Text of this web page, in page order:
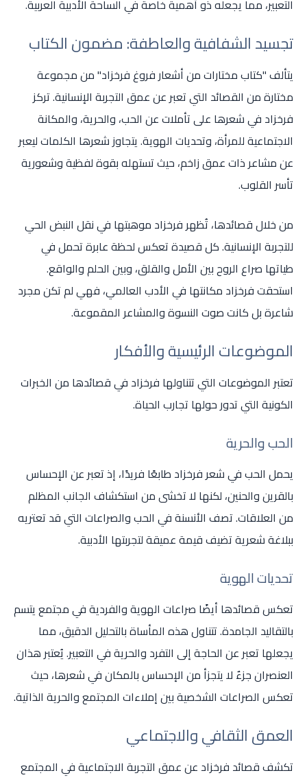
التعبير، مما يجعله ذو أهمية خاصة في الساحة الأدبية العربية.
تجسيد الشفافية والعاطفة: مضمون الكتاب
يتألف "كتاب مختارات من أشعار فروغ فرخزاد" من مجموعة
مختارة من القصائد التي تعبر عن عمق التجربة الإنسانية. تركز
فرخزاد في شعرها على تأملات عن الحب، والحرية، والمكانة
الاجتماعية للمرأة، وتحديات الهوية. يتجاوز شعرها الكلمات ليعبر
عن مشاعر ذات عمق زاخم، حيث تستهله بقوة لفظية وشعورية
تأسر القلوب.
من خلال قصائدها، تُظهر فرخزاد موهبتها في نقل النبض الحي
للتجربة الإنسانية. كل قصيدة تعكس لحظة عابرة تحمل في
طياتها صراع الروح بين الأمل والقلق، وبين الحلم والواقع.
استحقت فرخزاد مكانتها في الأدب العالمي، فهي لم تكن مجرد
شاعرة بل كانت صوت النسوة والمشاعر المقموعة.
الموضوعات الرئيسية والأفكار
تعتبر الموضوعات التي تتناولها فرخزاد في قصائدها من الخبرات
الكونية التي تدور حولها تجارب الحياة.
الحب والحرية
يحمل الحب في شعر فرخزاد طابعًا فريدًا، إذ تعبر عن الإحساس
بالقرين والحنين، لكنها لا تخشى من استكشاف الجانب المظلم
من العلاقات. تصف الأنسنة في الحب والصراعات التي قد تعتريه
ببلاغة شعرية تضيف قيمة عميقة لتجربتها الأدبية.
تحديات الهوية
تعكس قصائدها أيضًا صراعات الهوية والفردية في مجتمع يتسم
بالتقاليد الجامدة. تتناول هذه المأساة بالتحليل الدقيق، مما
يجعلها تعبر عن الحاجة إلى التفرد والحرية في التعبير. يُعتبر هذان
العنصران جزءٌ لا يتجزأ من الإحساس بالمكان في شعرها، حيث
تعكس الصراعات الشخصية بين إملاءات المجتمع والحرية الذاتية.
العمق الثقافي والاجتماعي
تكشف قصائد فرخزاد عن عمق التجربة الاجتماعية في المجتمع